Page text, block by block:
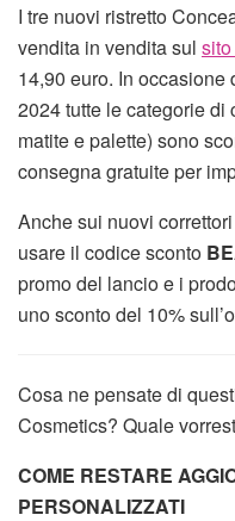
I tre nuovi ristretto
vendita in vendita sul
14,90 euro. In
2024 tutte le categorie di
matite e palette) sono
consegna gratuite per
Anche sui nuovi
usare il codice sconto
promo del lancio e i
uno sconto del 10%
Cosa ne pensate di
Cosmetics? Quale
COME RESTARE
PERSONALIZZATI